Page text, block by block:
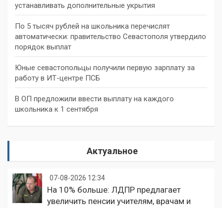
устанавливать дополнительные укрытия
По 5 тысяч рублей на школьника перечислят
автоматически: правительство Севастополя утвердило
порядок выплат
Юные севастопольцы получили первую зарплату за
работу в ИТ-центре ПСБ
В ОП предложили ввести выплату на каждого
школьника к 1 сентября
Актуальное
07-08-2026 12:34
На 10% больше: ЛДПР предлагает
увеличить пенсии учителям, врачам и